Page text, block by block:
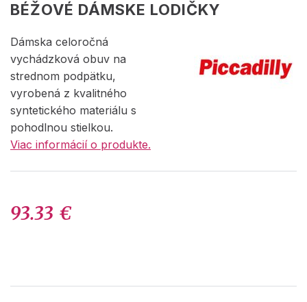
BÉŽOVÉ DÁMSKE LODIČKY
Dámska celoročná
vychádzková obuv na
strednom podpätku,
vyrobená z kvalitného
syntetického materiálu s
pohodlnou stielkou.
Viac informácií o produkte.
93.33 €